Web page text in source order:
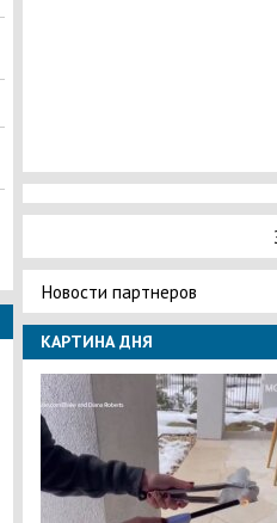
Новости партнеров
КАРТИНА ДНЯ